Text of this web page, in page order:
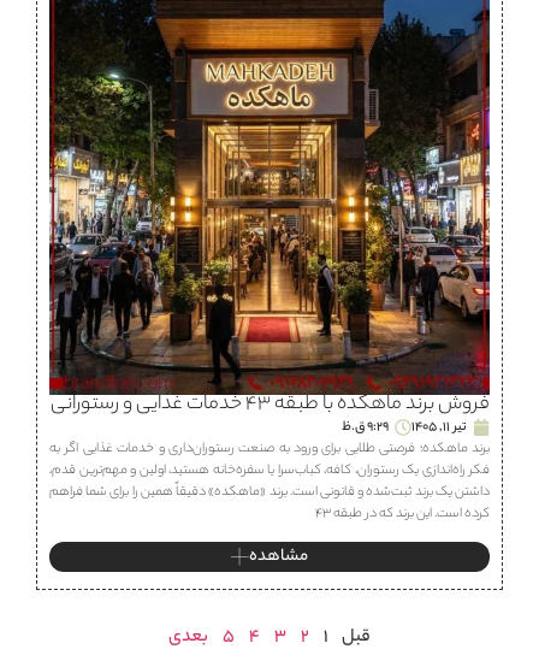
فروش برند ماهكده با طبقه ۴۳ خدمات غذایی و رستورانی
تیر 11, 1405
9:29 ق.ظ
برند ماهكده؛ فرصتی طلایی برای ورود به صنعت رستوران‌داری و خدمات غذایی اگر به
فکر راه‌اندازی یک رستوران، كافه، كباب‌سرا یا سفره‌خانه هستید، اولین و مهم‌ترین قدم،
داشتن یک برند ثبت‌شده و قانونی است. برند «ماهكده» دقیقاً همین را برای شما فراهم
کرده است. این برند که در طبقه ۴۳
مشاهده
قبل 1
2
3
4
5 بعدی